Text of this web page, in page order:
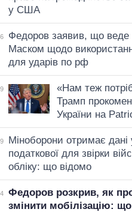
у США
Федоров заявив, що веде
Маском щодо
для ударів по рф
«Нам теж
Трамп
України на
Міноборони отримає дані
податкової для звірки
обліку: що відомо
Федоров розкрив, як
змінити мобілізацію: